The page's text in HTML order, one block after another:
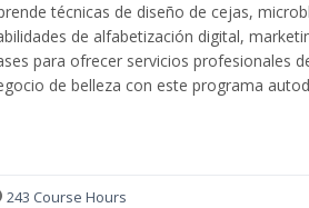
técnicas de diseño de cejas,
de alfabetización digital,
para ofrecer servicios profesionales
de belleza con este programa
243 Course Hours